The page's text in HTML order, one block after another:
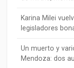
Karina Milei
legisladores
Un muerto y
Mendoza: dos